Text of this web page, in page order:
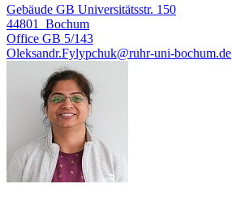
Gebäude GB Universitätsstr. 150
44801
Bochum
Office GB 5/143
Oleksandr.Fylypchuk@ruhr-uni-bochum.de